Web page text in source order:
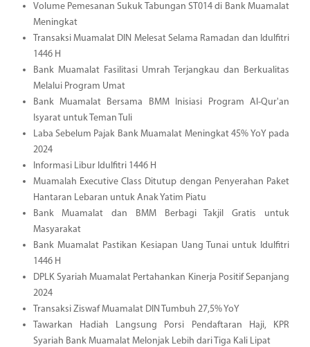
Volume Pemesanan Sukuk Tabungan ST014 di Bank Muamalat
Meningkat
Transaksi Muamalat DIN Melesat Selama Ramadan dan Idulfitri
1446 H
Bank Muamalat Fasilitasi Umrah Terjangkau dan Berkualitas
Melalui Program Umat
Bank Muamalat Bersama BMM Inisiasi Program Al-Qur'an
Isyarat untuk Teman Tuli
Laba Sebelum Pajak Bank Muamalat Meningkat 45% YoY pada
2024
Informasi Libur Idulfitri 1446 H
Muamalah Executive Class Ditutup dengan Penyerahan Paket
Hantaran Lebaran untuk Anak Yatim Piatu
Bank Muamalat dan BMM Berbagi Takjil Gratis untuk
Masyarakat
Bank Muamalat Pastikan Kesiapan Uang Tunai untuk Idulfitri
1446 H
DPLK Syariah Muamalat Pertahankan Kinerja Positif Sepanjang
2024
Transaksi Ziswaf Muamalat DIN Tumbuh 27,5% YoY
Tawarkan Hadiah Langsung Porsi Pendaftaran Haji, KPR
Syariah Bank Muamalat Melonjak Lebih dari Tiga Kali Lipat